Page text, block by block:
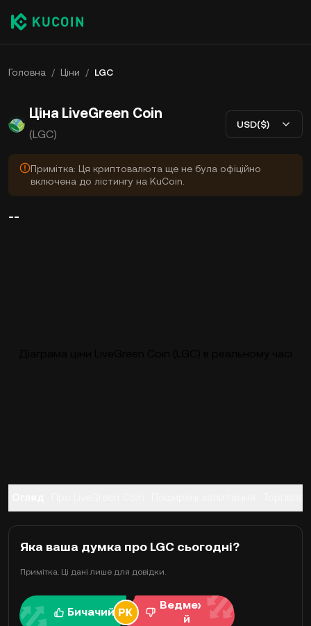
Головна / Ціни / LGC
Ціна LiveGreen Coin
(LGC)
USD($)
Примітка: Ця криптовалюта ще не була офіційно
включена до лістингу на KuCoin.
--
Яка ваша думка про LGC сьогодні?
Примітка. Ці дані лише для довідки.
Бичачий
Ведмежи
й